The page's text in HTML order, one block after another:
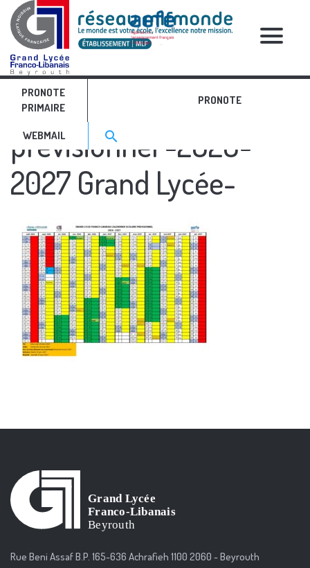
PRONOTE
PRIMAIRE
PRONOTE
WEBMAIL Search for:>
search
RELATIVE POSTS
Calendrier scolaire
prévisionnel -2026-
2027 Grand Lycée-
Rue Beni Assaf B.P. 165-636 Achrafieh 1100 2060 - Beyrouth